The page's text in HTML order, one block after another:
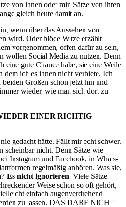
von ihnen oder mir, Sätze von ihren
gleich heute damit an.
wenn über das Aussehen von
wird. Oder blöde Witze erzählt
vorgenommen, offen dafür zu sein,
wollen Social Media zu nutzen. Denn
eine gute Chance habe, sie eine Weile
dem ich es ihnen nicht verbiete. Ich
Großen schon jetzt hin und
wieder, wie man sich dort zu
EINER RICHTIG
gedacht hätte. Fällt mir echt schwer.
scheinbar nicht. Denn Sätze wie
Instagram und Facebook, in Whats-
regelmäßig anhören. Was sie,
Es nicht ignorieren. Viele Sätze
Weise schon so oft gehört,
einfach augenverdrehend
zu lassen. DAS DARF NICHT